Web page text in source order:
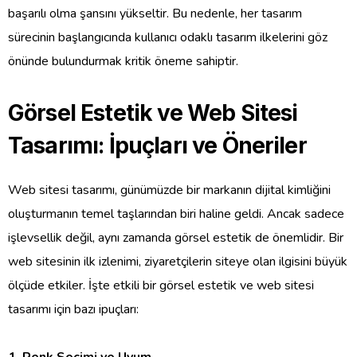
başarılı olma şansını yükseltir. Bu nedenle, her tasarım
sürecinin başlangıcında kullanıcı odaklı tasarım ilkelerini göz
önünde bulundurmak kritik öneme sahiptir.
Görsel Estetik ve Web Sitesi
Tasarımı: İpuçları ve Öneriler
Web sitesi tasarımı, günümüzde bir markanın dijital kimliğini
oluşturmanın temel taşlarından biri haline geldi. Ancak sadece
işlevsellik değil, aynı zamanda görsel estetik de önemlidir. Bir
web sitesinin ilk izlenimi, ziyaretçilerin siteye olan ilgisini büyük
ölçüde etkiler. İşte etkili bir görsel estetik ve web sitesi
tasarımı için bazı ipuçları: